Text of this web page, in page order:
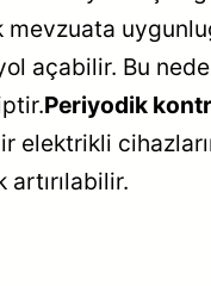
mevzuata
açabilir. Bu
Periyodik
elektrikli
artırılabilir.